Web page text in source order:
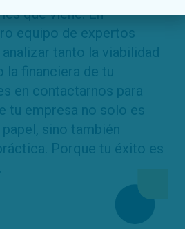
que viene. En
equipo de expertos
tanto la viabilidad
financiera de tu
en contactarnos para
tu empresa no solo es
sino también
Porque tu éxito es